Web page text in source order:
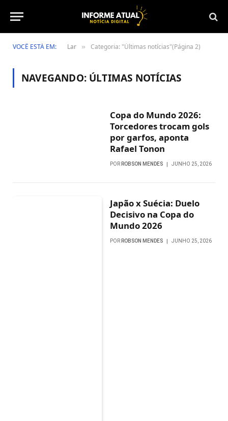
VOCÊ ESTÁ EM: Lar » Categoria: "Últimas notícias"(Página 2)
NAVEGANDO: ÚLTIMAS NOTÍCIAS
Copa do Mundo 2026:
Torcedores trocam gols
por garfos, aponta
Rafael Tonon
POR ROBSON MENDES JUNHO 25, 2026
Japão x Suécia: Duelo
Decisivo na Copa do
Mundo 2026
POR ROBSON MENDES JUNHO 25, 2026